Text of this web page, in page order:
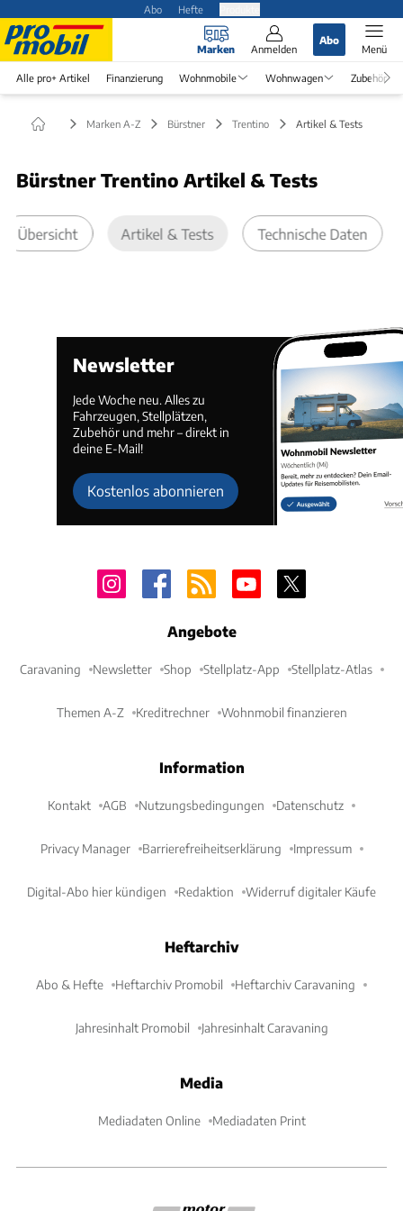
Abo Hefte
Marken Anmelden
Abo
Menü
Alle pro+ Artikel Finanzierung Wohnmobile Wohnwagen Zubehör
Marken A-Z Bürstner Trentino Artikel & Tests
Bürstner Trentino Artikel & Tests
Übersicht Artikel & Tests Technische Daten
Newsletter
Jede Woche neu. Alles zu
Fahrzeugen, Stellplätzen,
Zubehör und mehr – direkt in
deine E-Mail!
Kostenlos abonnieren
Angebote
Caravaning Newsletter Shop Stellplatz-App Stellplatz-Atlas
Themen A-Z Kreditrechner Wohnmobil finanzieren
Information
Kontakt AGB Nutzungsbedingungen Datenschutz
Privacy Manager Barrierefreiheitserklärung Impressum
Digital-Abo hier kündigen Redaktion Widerruf digitaler Käufe
Heftarchiv
Abo & Hefte Heftarchiv Promobil Heftarchiv Caravaning
Jahresinhalt Promobil Jahresinhalt Caravaning
Media
Mediadaten Online Mediadaten Print